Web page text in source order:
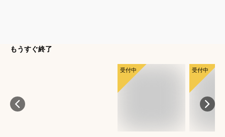
もうすぐ終了
受付中 受付中